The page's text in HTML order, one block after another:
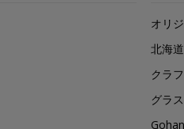
オリ
北海
クラ
グラ